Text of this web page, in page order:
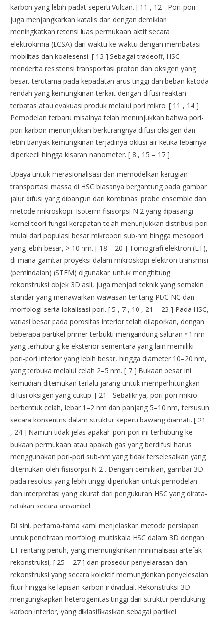
karbon yang lebih padat seperti Vulcan. [ 11 , 12 ] Pori-pori
juga menjangkarkan katalis dan dengan demikian
meningkatkan retensi luas permukaan aktif secara
elektrokimia (ECSA) dari waktu ke waktu dengan membatasi
mobilitas dan koalesensi. [ 13 ] Sebagai tradeoff, HSC
menderita resistensi transportasi proton dan oksigen yang
besar, terutama pada kepadatan arus tinggi dan beban katoda
rendah yang kemungkinan terkait dengan difusi reaktan
terbatas atau evakuasi produk melalui pori mikro. [ 11 , 14 ]
Pemodelan terbaru misalnya telah menunjukkan bahwa pori-
pori karbon menunjukkan berkurangnya difusi oksigen dan
lebih banyak kemungkinan terjadinya oklusi air ketika lebarnya
diperkecil hingga kisaran nanometer. [ 8 , 15 – 17 ]
Upaya untuk merasionalisasi dan memodelkan kerugian
transportasi massa di HSC biasanya bergantung pada gambar
jalur difusi yang dibangun dari kombinasi probe ensemble dan
metode mikroskopi. Isoterm fisisorpsi N 2 yang dipasangi
kernel teori fungsi kerapatan telah menunjukkan distribusi pori
mulai dari populasi besar mikropori sub-nm hingga mesopori
yang lebih besar, > 10 nm. [ 18 – 20 ] Tomografi elektron (ET),
di mana gambar proyeksi dalam mikroskopi elektron transmisi
(pemindaian) (STEM) digunakan untuk menghitung
rekonstruksi objek 3D asli, juga menjadi teknik yang semakin
standar yang menawarkan wawasan tentang Pt/C NC dan
morfologi serta lokalisasi pori. [ 5 , 7 , 10 , 21 – 23 ] Pada HSC,
variasi besar pada porositas interior telah dilaporkan, dengan
beberapa partikel primer terbukti mengandung saluran ≈1 nm
yang terhubung ke eksterior sementara yang lain memiliki
pori-pori interior yang lebih besar, hingga diameter 10–20 nm,
yang terbuka melalui celah 2–5 nm. [ 7 ] Bukaan besar ini
kemudian ditemukan terlalu jarang untuk memperhitungkan
difusi oksigen yang cukup. [ 21 ] Sebaliknya, pori-pori mikro
berbentuk celah, lebar 1–2 nm dan panjang 5–10 nm, tersusun
secara konsentris dalam struktur seperti bawang diamati. [ 21
, 24 ] Namun tidak jelas apakah pori-pori ini terhubung ke
bukaan permukaan atau apakah gas yang berdifusi harus
menggunakan pori-pori sub-nm yang tidak terselesaikan yang
ditemukan oleh fisisorpsi N 2 . Dengan demikian, gambar 3D
pada resolusi yang lebih tinggi diperlukan untuk pemodelan
dan interpretasi yang akurat dari pengukuran HSC yang dirata-
ratakan secara ansambel.
Di sini, pertama-tama kami menjelaskan metode persiapan
untuk pencitraan morfologi multiskala HSC dalam 3D dengan
ET rentang penuh, yang memungkinkan minimalisasi artefak
rekonstruksi, [ 25 – 27 ] dan prosedur penyelarasan dan
rekonstruksi yang secara kolektif memungkinkan penyelesaian
fitur hingga ke lapisan karbon individual. Rekonstruksi 3D
mengungkapkan heterogenitas tinggi dari struktur pendukung
karbon interior, yang diklasifikasikan sebagai partikel